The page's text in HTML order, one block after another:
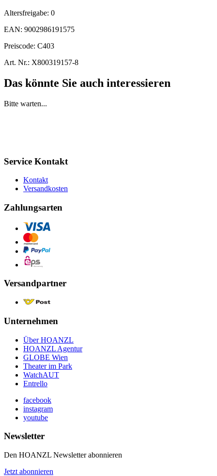
Altersfreigabe: 0
EAN: 9002986191575
Preiscode: C403
Art. Nr.: X800319157-8
Das könnte Sie auch interessieren
Bitte warten...
Service Kontakt
Kontakt
Versandkosten
Zahlungsarten
Versandpartner
Unternehmen
Über HOANZL
HOANZL Agentur
GLOBE Wien
Theater im Park
WatchAUT
Entrello
facebook
instagram
youtube
Newsletter
Den HOANZL Newsletter abonnieren
Jetzt abonnieren